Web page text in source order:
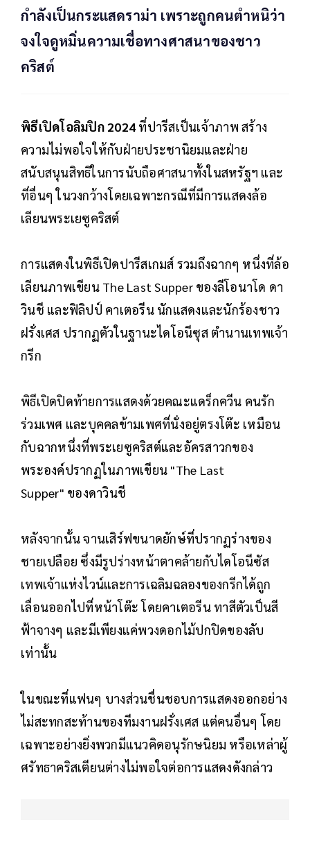
กำลังเป็นกระแสดราม่า เพราะถูกคนตำหนิว่า
จงใจดูหมิ่นความเชื่อทางศาสนาของชาว
คริสต์
พิธีเปิดโอลิมปิก 2024 ที่ปารีสเป็นเจ้าภาพ สร้าง
ความไม่พอใจให้กับฝ่ายประชานิยมและฝ่าย
สนับสนุนสิทธิในการนับถือศาสนาทั้งในสหรัฐฯ และ
ที่อื่นๆ ในวงกว้างโดยเฉพาะกรณีที่มีการแสดงล้อ
เลียนพระเยซูคริสต์
การแสดงในพิธีเปิดปารีสเกมส์ รวมถึงฉากๆ หนึ่งที่ล้อ
เลียนภาพเขียน The Last Supper ของลีโอนาโด ดา
วินชี และฟิลิปป์ คาเตอรีน นักแสดงและนักร้องชาว
ฝรั่งเศส ปรากฏตัวในฐานะไดโอนีซุส ตำนานเทพเจ้า
กรีก
พิธีเปิดปิดท้ายการแสดงด้วยคณะแดร็กควีน คนรัก
ร่วมเพศ และบุคคลข้ามเพศที่นั่งอยู่ตรงโต๊ะ เหมือน
กับฉากหนึ่งที่พระเยซูคริสต์และอัครสาวกของ
พระองค์ปรากฏในภาพเขียน "The Last
Supper" ของดาวินชี
หลังจากนั้น จานเสิร์ฟขนาดยักษ์ที่ปรากฏร่างของ
ชายเปลือย ซึ่งมีรูปร่างหน้าตาคล้ายกับไดโอนีซัส
เทพเจ้าแห่งไวน์และการเฉลิมฉลองของกรีกได้ถูก
เลื่อนออกไปที่หน้าโต๊ะ โดยคาเตอรีน ทาสีตัวเป็นสี
ฟ้าจางๆ และมีเพียงแค่พวงดอกไม้ปกปิดของลับ
เท่านั้น
ในขณะที่แฟนๆ บางส่วนชื่นชอบการแสดงออกอย่าง
ไม่สะทกสะท้านของทีมงานฝรั่งเศส แต่คนอื่นๆ โดย
เฉพาะอย่างยิ่งพวกมีแนวคิดอนุรักษนิยม หรือเหล่าผู้
ศรัทธาคริสเตียนต่างไม่พอใจต่อการแสดงดังกล่าว